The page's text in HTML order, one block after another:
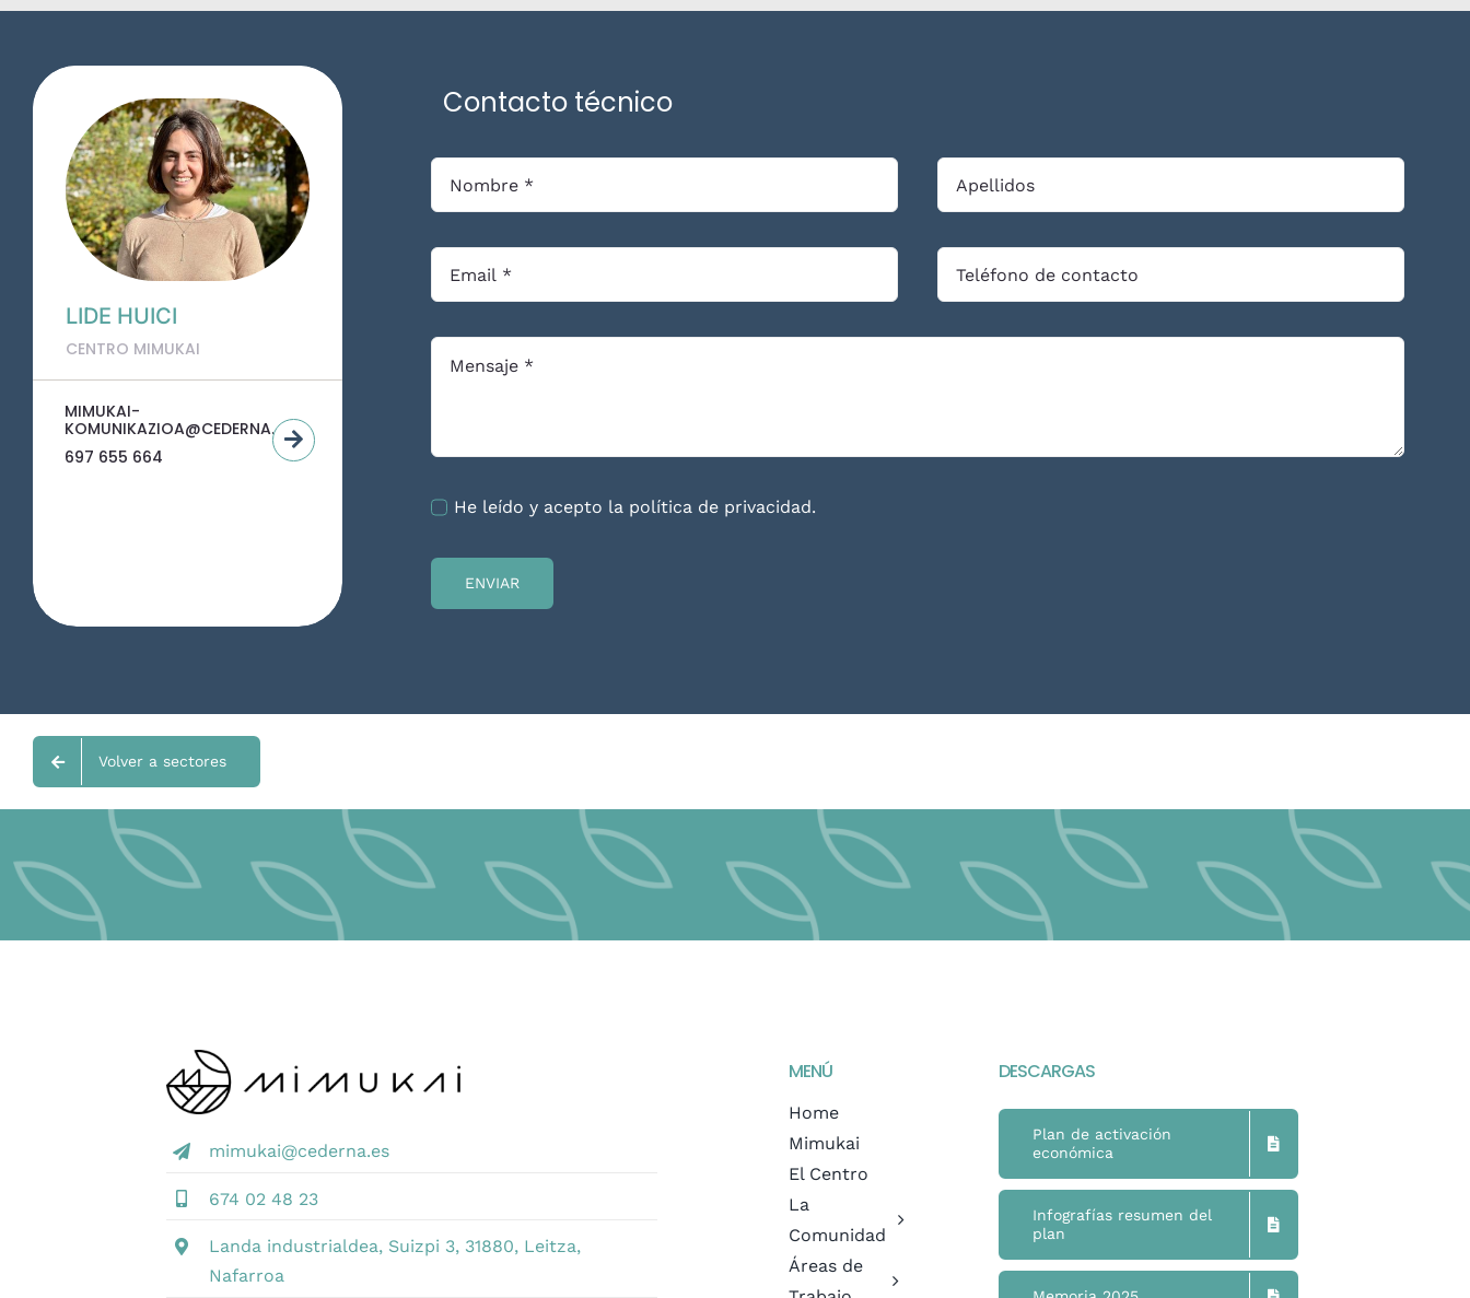
LIDE HUICI
CENTRO MIMUKAI
MIMUKAI-
KOMUNIKAZIOA@CEDERNA.ES
697 655 664
Contacto técnico
He leído y acepto la política de privacidad.
ENVIAR
Volver a sectores
mimukai@cederna.es
674 02 48 23
Landa industrialdea, Suizpi 3, 31880, Leitza,
Nafarroa
MENÚ
Home
Mimukai
El Centro
La
Comunidad
Áreas de
DESCARGAS
Plan de activación
económica
Infografías resumen del
plan